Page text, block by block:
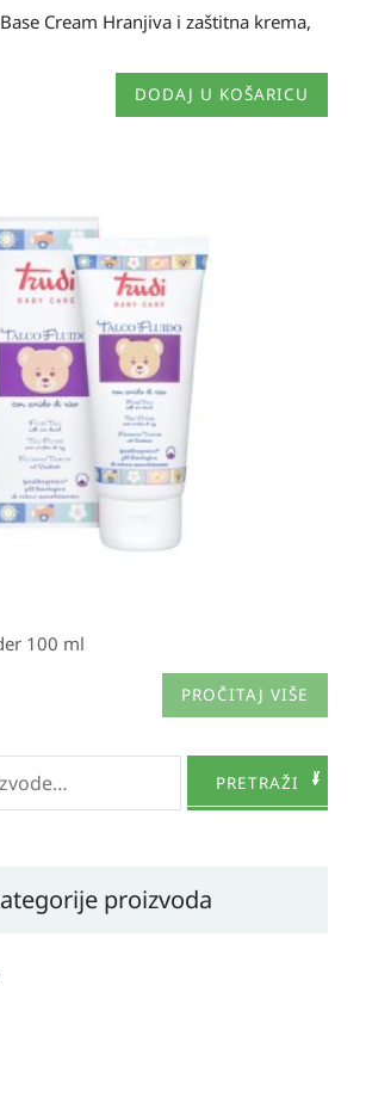
Cream Hranjiva i zaštitna krema,
DODAJ U KOŠARICU
100 ml
PROČITAJ VIŠE
PRETRAŽI
proizvoda